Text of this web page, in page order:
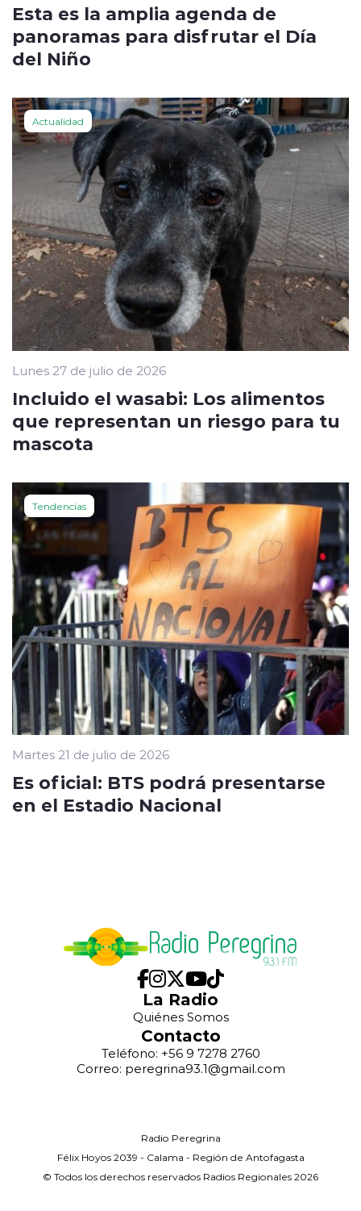
Esta es la amplia agenda de
panoramas para disfrutar el Día
del Niño
Actualidad
Lunes 27 de julio de 2026
Incluido el wasabi: Los alimentos
que representan un riesgo para tu
mascota
Tendencias
Martes 21 de julio de 2026
Es oficial: BTS podrá presentarse
en el Estadio Nacional
La Radio
Quiénes Somos
Contacto
Teléfono: +56 9 7278 2760
Correo: peregrina93.1@gmail.com
Radio Peregrina
Félix Hoyos 2039 - Calama - Región de Antofagasta
© Todos los derechos reservados Radios Regionales 2026